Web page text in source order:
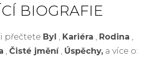
BIOGRAFIE
přečtete Byl , Kariéra , Rodina ,
, Čisté jmění, Úspěchy, a více o: